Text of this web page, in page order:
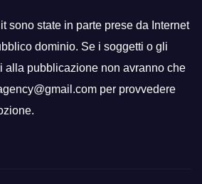
sono state in parte prese da Internet
dominio. Se i soggetti o gli
alla pubblicazione non avranno che
per provvedere